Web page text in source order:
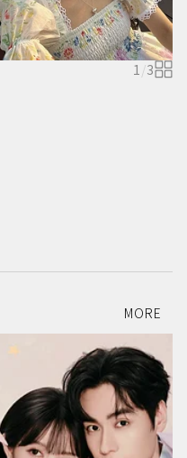
1/3
MORE